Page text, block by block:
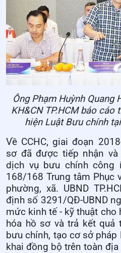
Ông Phạm Huỳnh Quang
KH&CN TP.HCM báo cáo
hiện Luật Bưu chính
Về CCHC, giai đoạn
sơ đã được tiếp nhận
dịch vụ bưu chính công
168/168 Trung tâm Phục
phường, xã. UBND
định số 3291/QĐ-UBND
mức kinh tế - kỹ thuật cho
hóa hồ sơ và trả kết quả
bưu chính, tạo cơ sở
khai đồng bộ trên toàn địa